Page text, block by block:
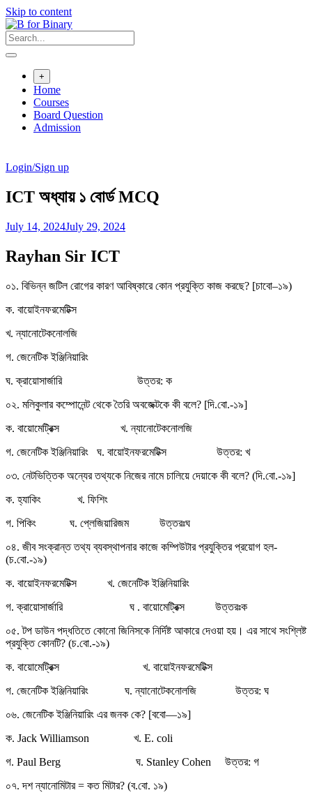
Skip to content
+
Home
Courses
Board Question
Admission
Login/Sign up
ICT অধ্যায় ১ বোর্ড MCQ
July 14, 2024July 29, 2024
Rayhan Sir ICT
০১. বিভিন্ন জটিল রোগের কারণ আবিষ্কারে কোন প্রযুক্তি কাজ করছে? [চাবো–১৯)
ক. বায়োইনফরমেটিক্স
খ. ন্যানোটেকনোলজি
গ. জেনেটিক ইঞ্জিনিয়ারিং
ঘ. ক্রায়োসার্জারি উত্তর: ক
০২. মলিকুলার কম্পোনেন্ট থেকে তৈরি অবজেক্টকে কী বলে? [দি.বো.-১৯]
ক. বায়োমেট্রিক্স খ. ন্যানোটেকনোলজি
গ. জেনেটিক ইঞ্জিনিয়ারিং ঘ. বায়োইনফরমেটিক্স উত্তর: খ
০৩. নেটভিত্তিক অন্যের তথ্যকে নিজের নামে চালিয়ে দেয়াকে কী বলে? (দি.বো.-১৯]
ক. হ্যাকিং খ. ফিশিং
গ. পিকিং ঘ. প্লেজিয়ারিজম উত্তরঃঘ
০৪. জীব সংক্রান্ত তথ্য ব্যবস্থাপনার কাজে কম্পিউটার প্রযুক্তির প্রয়োগ হল-
(চ.বো.-১৯)
ক. বায়োইনফরমেটিক্স খ. জেনেটিক ইঞ্জিনিয়ারিং
গ. ক্রায়োসার্জারি ঘ . বায়োমেট্রিক্স উত্তরঃক
০৫. টপ ডাউন পদ্ধতিতে কোনো জিনিসকে নির্দিষ্ট আকারে দেওয়া হয়। এর সাথে সংশ্লিষ্ট
প্রযুক্তি কোনটি? (চ.বো.-১৯)
ক. বায়োমেট্রিক্স খ. বায়োইনফরমেটিক্স
গ. জেনেটিক ইঞ্জিনিয়ারিং ঘ. ন্যানোটেকনোলজি উত্তর: ঘ
০৬. জেনেটিক ইঞ্জিনিয়ারিং এর জনক কে? [ববো—১৯]
ক. Jack Williamson খ. E. coli
গ. Paul Berg ঘ. Stanley Cohen উত্তর: গ
০৭. দশ ন্যানোমিটার = কত মিটার? (ব.বো. ১৯)